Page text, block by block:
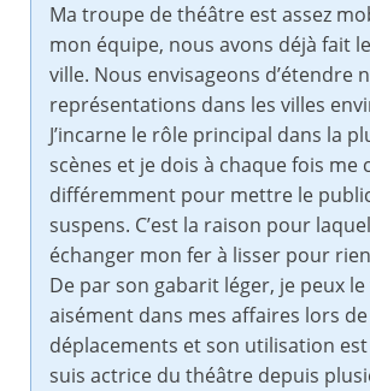
Ma troupe de théâtre est assez
mon équipe, nous avons déjà fait
ville. Nous envisageons d’étendre
représentations dans les villes
J’incarne le rôle principal dans la
scènes et je dois à chaque fois me
différemment pour mettre le
suspens. C’est la raison pour
échanger mon fer à lisser pour
De par son gabarit léger, je peux
aisément dans mes affaires lors
déplacements et son utilisation est
suis actrice du théâtre depuis